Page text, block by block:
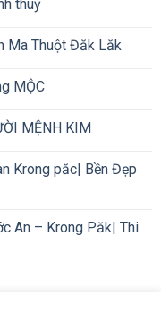
thuỷ
Ma Thuột Đăk Lăk
MỘC
MỆNH KIM
Krong păc| Bền Đẹp
An – Krong Păk| Thi